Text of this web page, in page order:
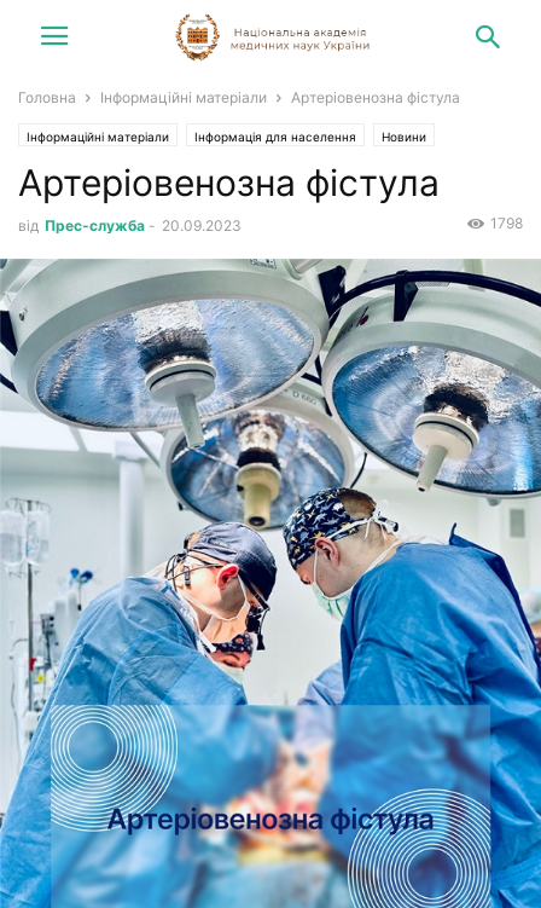
Головна Інформаційні матеріали Артеріовенозна фістула
Інформаційні матеріали Інформація для населення Новини
Артеріовенозна фістула
від Прес-служба - 20.09.2023 1798